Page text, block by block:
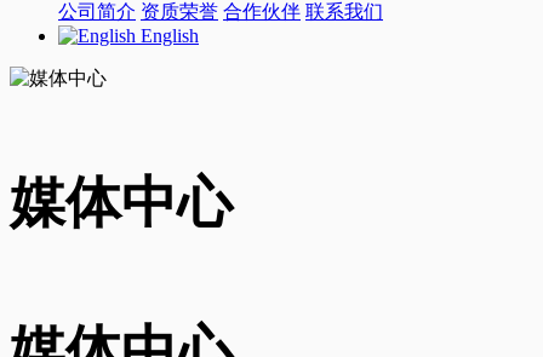
公司简介 资质荣誉 合作伙伴 联系我们
English
媒体中心